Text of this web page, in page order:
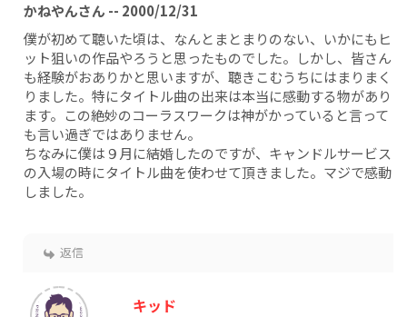
かねやんさん -- 2000/12/31
僕が初めて聴いた頃は、なんとまとまりのない、いかにもヒ
ット狙いの作品やろうと思ったものでした。しかし、皆さん
も経験がおありかと思いますが、聴きこむうちにはまりまく
りました。特にタイトル曲の出来は本当に感動する物があり
ます。この絶妙のコーラスワークは神がかっていると言って
も言い過ぎではありません。
ちなみに僕は９月に結婚したのですが、キャンドルサービス
の入場の時にタイトル曲を使わせて頂きました。マジで感動
しました。
返信
キッド